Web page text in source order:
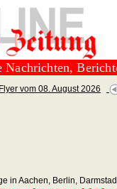
Nachrichten,
vom 08. August 2026
in Aachen, Berlin,